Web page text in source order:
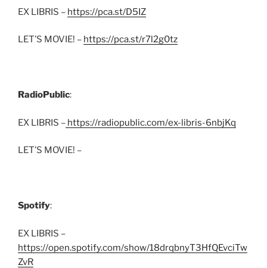
EX LIBRIS – https://pca.st/D5IZ
LET’S MOVIE! – https://pca.st/r7l2g0tz
RadioPublic:
EX LIBRIS – https://radiopublic.com/ex-libris-6nbjKq
LET’S MOVIE! –
Spotify:
EX LIBRIS –
https://open.spotify.com/show/18drqbnyT3HfQEvciTw
ZvR